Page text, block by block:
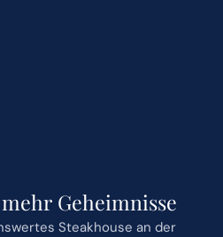
Geheimnisse
Steakhouse an der